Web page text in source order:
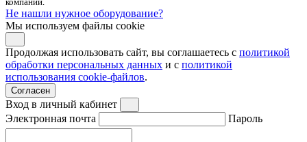
Не нашли нужное оборудование?
Мы используем файлы cookie
Продолжая использовать сайт, вы соглашаетесь с политикой
обработки персональных данных и с политикой
использования cookie-файлов.
Согласен
Вход в личный кабинет
Электронная почта
Пароль